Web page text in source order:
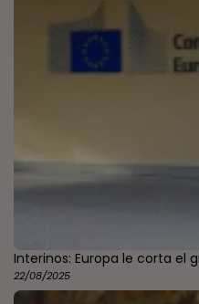
Interinos: Europa le corta el
22/08/2025